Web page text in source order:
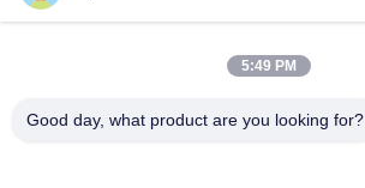
power06@szzhpower.com
ที่อยู่ของเรา
5:49 PM
Good day, what product are you looking for?